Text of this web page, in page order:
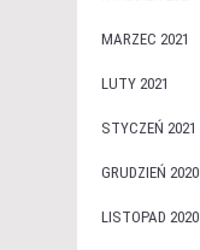
MARZEC 2021
LUTY 2021
STYCZEŃ 2021
GRUDZIEŃ 2020
LISTOPAD 2020